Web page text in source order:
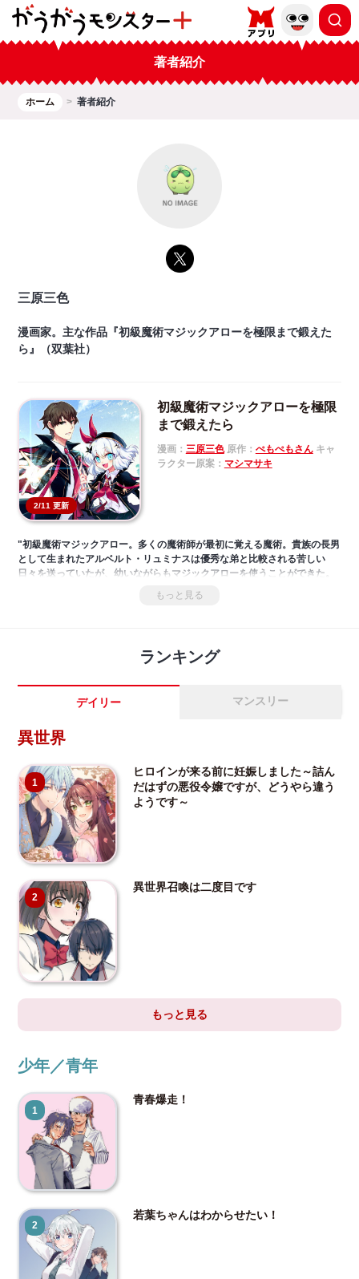
著者紹介
ホーム 著者紹介
三原三色
漫画家。主な作品『初級魔術マジックアローを極限まで鍛えた
ら』（双葉社）
2/11 更新
初級魔術マジックアローを極限
まで鍛えたら
漫画： 三原三色原作： ぺもぺもさんキャ
ラクター原案： マシマサキ
"初級魔術マジックアロー。多くの魔術師が最初に覚える魔術。貴族の長男
として生まれたアルベルト・リュミナスは優秀な弟と比較される苦しい
日々を送っていたが、幼いながらもマジックアローを使うことができた。
自身の才能を信じて魔術学院に進むも、それ以外の魔術を何も習得できな
かった。失望した両親に見捨てられたアルベルトだが、諦めずにマジック
実力とみなされる世界で常識はずれのマジックアローだけで成り上がって
もっと見る
ランキング
デイリー マンスリー
異世界
1
ヒロインが来る前に妊娠しました～詰ん
だはずの悪役令嬢ですが、どうやら違う
ようです～
2
異世界召喚は二度目です
もっと見る
少年／青年
1
青春爆走！
2
若葉ちゃんはわからせたい！